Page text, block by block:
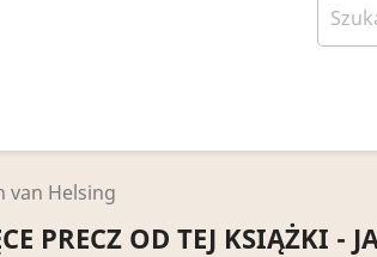
van Helsing
PRECZ OD TEJ KSIĄŻKI -